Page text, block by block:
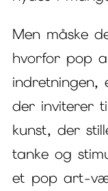
Men måske
hvorfor pop
der inviterer
kunst, der
tanke og
et pop art-